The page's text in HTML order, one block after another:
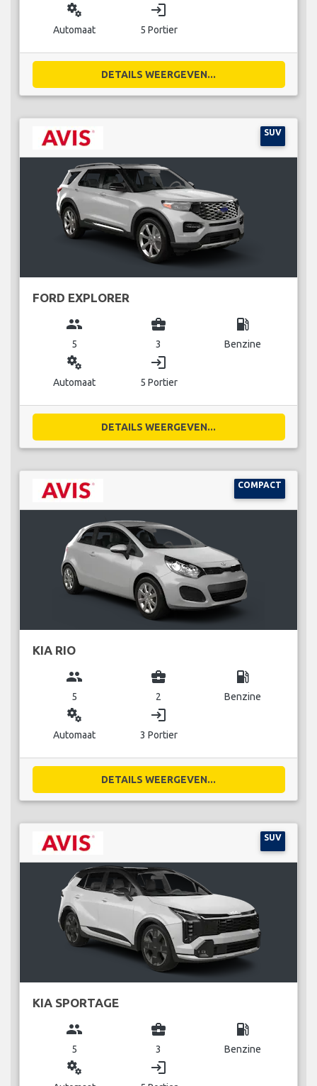
miscellaneous_services
Automaat
login
5 Portier
DETAILS WEERGEVEN...
SUV
FORD EXPLORER
group
5
business_center
3
local_gas_station
Benzine
miscellaneous_services
Automaat
login
5 Portier
DETAILS WEERGEVEN...
COMPACT
KIA RIO
group
5
business_center
2
local_gas_station
Benzine
miscellaneous_services
Automaat
login
3 Portier
DETAILS WEERGEVEN...
SUV
KIA SPORTAGE
group
5
business_center
3
local_gas_station
Benzine
miscellaneous_services login